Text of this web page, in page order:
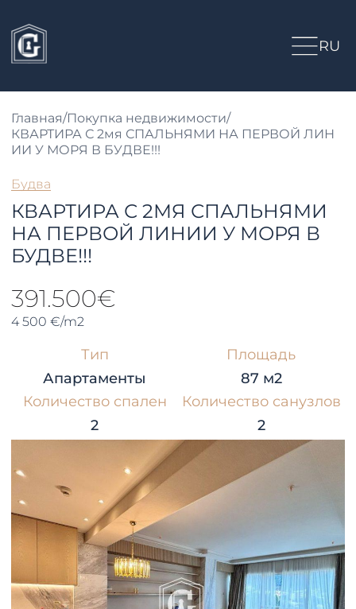
RU
Главная/Покупка недвижимости/
КВАРТИРА С 2мя СПАЛЬНЯМИ НА ПЕРВОЙ ЛИН
ИИ У МОРЯ В БУДВЕ!!!
Будва
КВАРТИРА С 2МЯ СПАЛЬНЯМИ
НА ПЕРВОЙ ЛИНИИ У МОРЯ В
БУДВЕ!!!
391.500€
4 500 €/m2
Тип
Апартаменты
Площадь
87 м2
Количество спален
2
Количество санузлов
2